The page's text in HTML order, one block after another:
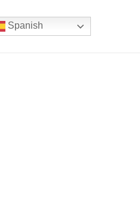
Spanish